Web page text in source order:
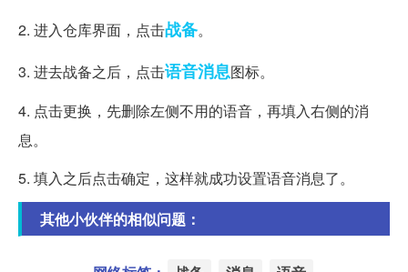
2. 进入仓库界面，点击战备。
3. 进去战备之后，点击语音消息图标。
4. 点击更换，先删除左侧不用的语音，再填入右侧的消
息。
5. 填入之后点击确定，这样就成功设置语音消息了。
其他小伙伴的相似问题：